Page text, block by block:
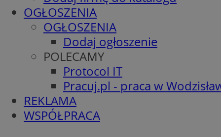
OGŁOSZENIA
OGŁOSZENIA
Dodaj ogłoszenie
POLECAMY
Protocol IT
Pracuj.pl - praca w
REKLAMA
WSPÓŁPRACA